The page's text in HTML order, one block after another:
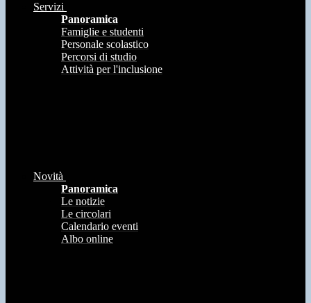
Servizi
Panoramica
Famiglie e studenti
Personale scolastico
Percorsi di studio
Attività per l'inclusione
Novità
Panoramica
Le notizie
Le circolari
Calendario eventi
Albo online